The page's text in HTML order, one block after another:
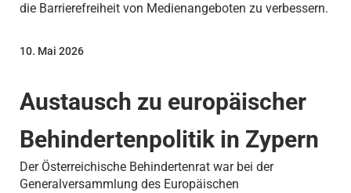
die Barrierefreiheit von Medienangeboten zu verbessern.
Austausch zu europäischer
Behindertenpolitik in Zypern
10. Mai 2026
Der Österreichische Behindertenrat war bei der
Generalversammlung des Europäischen